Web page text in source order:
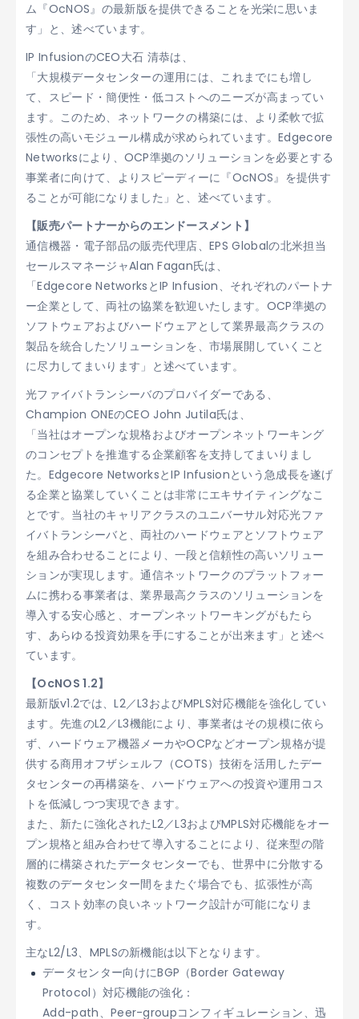
ム『OcNOS』の最新版を提供できることを光栄に思いま
す」と、述べています。
IP InfusionのCEO大石 清恭は、
「大規模データセンターの運用には、これまでにも増し
て、スピード・簡便性・低コストへのニーズが高まってい
ます。このため、ネットワークの構築には、より柔軟で拡
張性の高いモジュール構成が求められています。Edgecore
Networksにより、OCP準拠のソリューションを必要とする
事業者に向けて、よりスピーディーに『OcNOS』を提供す
ることが可能になりました」と、述べています。
【販売パートナーからのエンドースメント】
通信機器・電子部品の販売代理店、EPS Globalの北米担当
セールスマネージャAlan Fagan氏は、
「Edgecore NetworksとIP Infusion、それぞれのパートナ
ー企業として、両社の協業を歓迎いたします。OCP準拠の
ソフトウェアおよびハードウェアとして業界最高クラスの
製品を統合したソリューションを、市場展開していくこと
に尽力してまいります」と述べています。
光ファイバトランシーバのプロバイダーである、
Champion ONEのCEO John Jutila氏は、
「当社はオープンな規格およびオープンネットワーキング
のコンセプトを推進する企業顧客を支持してまいりまし
た。Edgecore NetworksとIP Infusionという急成長を遂げ
る企業と協業していくことは非常にエキサイティングなこ
とです。当社のキャリアクラスのユニバーサル対応光ファ
イバトランシーバと、両社のハードウェアとソフトウェア
を組み合わせることにより、一段と信頼性の高いソリュー
ションが実現します。通信ネットワークのプラットフォー
ムに携わる事業者は、業界最高クラスのソリューションを
導入する安心感と、オープンネットワーキングがもたら
す、あらゆる投資効果を手にすることが出来ます」と述べ
ています。
【OcNOS 1.2】
最新版v1.2では、L2／L3およびMPLS対応機能を強化してい
ます。先進のL2／L3機能により、事業者はその規模に依ら
ず、ハードウェア機器メーカやOCPなどオープン規格が提
供する商用オフザシェルフ（COTS）技術を活用したデー
タセンターの再構築を、ハードウェアへの投資や運用コス
トを低減しつつ実現できます。
また、新たに強化されたL2／L3およびMPLS対応機能をオー
プン規格と組み合わせて導入することにより、従来型の階
層的に構築されたデータセンターでも、世界中に分散する
複数のデータセンター間をまたぐ場合でも、拡張性が高
く、コスト効率の良いネットワーク設計が可能になりま
す。
主なL2/L3、MPLSの新機能は以下となります。
データセンター向けにBGP（Border Gateway
Protocol）対応機能の強化：
Add-path、Peer-groupコンフィギュレーション、迅